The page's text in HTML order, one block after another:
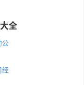
全
公
经